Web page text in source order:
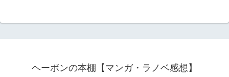
ヘーボンの本棚【マンガ・ラノベ感想】